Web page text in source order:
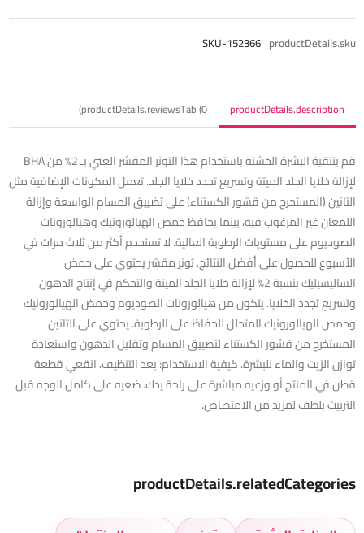
productDetails.sku
SKU-152366
productDetails.description
productDetails.reviewsTab (0)
قم بتنقية البشرة الخشنة باستخدام هذا التونر المقشر الغني بـ 2% من BHA
لإزالة خلايا الجلد الميتة وتسريع تجدد خلايا الجلد. تعمل المكونات الإضافية مثل
التانين (المستخرج من قشور الكستناء) على تضييق المسام الواسعة وإزالة
اللمعان غير المرغوب فيه، بينما يحافظ حمض الهيالورونيك وهيالورونات
الصوديوم على مستويات الرطوبة العالية. لا تستخدم أكثر من ثلاث مرات في
الأسبوع للحصول على أفضل النتائج. تونر مقشر يحتوي على حمض
الساليسيليك بنسبة 2% لإزالة خلايا الجلد الميتة والتحكم في إنتاج الدهون
وتسريع تجدد الخلايا. يتكون من هيالورونات الصوديوم وحمض الهيالورونيك
وحمض الهيالورونيك المتحلل للحفاظ على الرطوبة. يحتوي على التانين
المستخرج من قشور الكستناء لتضييق المسام وتقليل الدهون واستعادة
توازن الزيت والماء للبشرة. كيفية الاستخدام: بعد التنظيف، انقعي قطعة
قطن في المنتج أو وزعيه مباشرة على راحة يدك. ضعيه على كامل الوجه قبل
التربيت بلطف لمزيد من الامتصاص.
productDetails.relatedCategories